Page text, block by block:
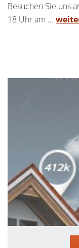
Besuchen Sie uns
18 Uhr am ...